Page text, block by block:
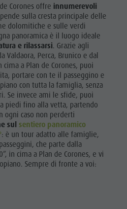
Corones offre innumerevoli
sulla cresta principale delle
dolomitiche e sulle verdi
panoramica è il luogo ideale
e rilassarsi. Grazie agli
Valdaora, Perca, Brunico e dal
cima a Plan de Corones, puoi
portare con te il passeggino e
con tutta la famiglia, senza
Se invece ami le sfide, puoi
piedi fino alla vetta, partendo
ogni caso non perderti
sul sentiero panoramico
: è un tour adatto alle famiglie,
che parte dalla
in cima a Plan de Corones, e vi
Sempre di fronte a voi: